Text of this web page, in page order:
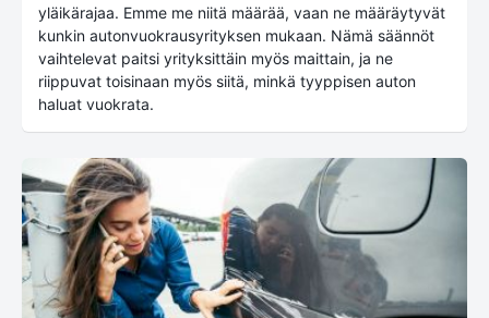
yläikärajaa. Emme me niitä määrää, vaan ne määräytyvät
kunkin autonvuokrausyrityksen mukaan. Nämä säännöt
vaihtelevat paitsi yrityksittäin myös maittain, ja ne
riippuvat toisinaan myös siitä, minkä tyyppisen auton
haluat vuokrata.